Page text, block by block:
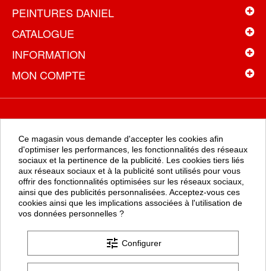
PEINTURES DANIEL
CATALOGUE
INFORMATION
MON COMPTE
Recevez toutes les promotions en exclusivité en vous inscrivant à
la newsletter
OK
Ce magasin vous demande d'accepter les cookies afin
d'optimiser les performances, les fonctionnalités des réseaux
sociaux et la pertinence de la publicité. Les cookies tiers liés
aux réseaux sociaux et à la publicité sont utilisés pour vous
offrir des fonctionnalités optimisées sur les réseaux sociaux,
ainsi que des publicités personnalisées. Acceptez-vous ces
cookies ainsi que les implications associées à l'utilisation de
vos données personnelles ?
tune Configurer